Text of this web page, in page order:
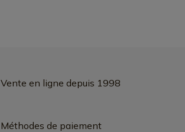
Vente en ligne depuis 1998
Méthodes de paiement